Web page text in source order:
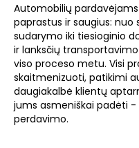
Automobilių
paprastus ir saugius:
sudarymo iki tiesioginio
ir lanksčių
viso proceso metu. Visi
skaitmenizuoti, patikimi
daugiakalbė klientų
jums asmeniškai padėti
perdavimo.